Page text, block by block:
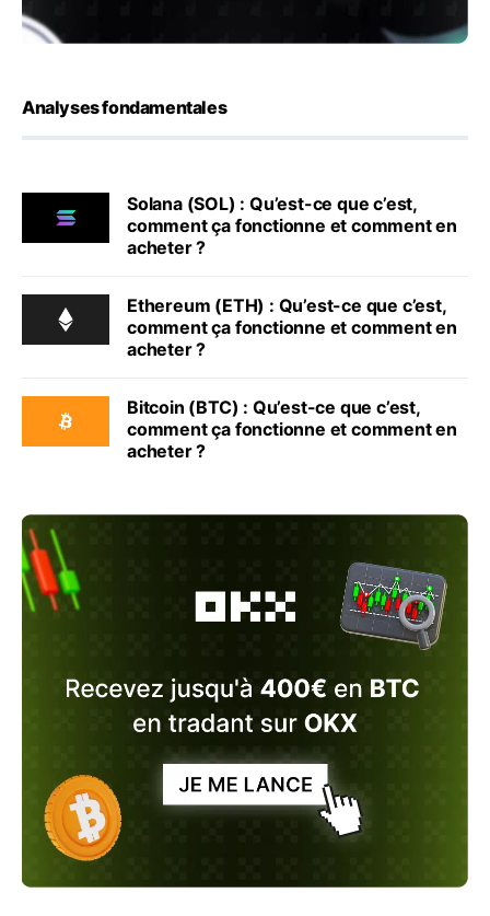
Analyses fondamentales
Solana (SOL) : Qu’est-ce que c’est,
comment ça fonctionne et comment en
acheter ?
Ethereum (ETH) : Qu’est-ce que c’est,
comment ça fonctionne et comment en
acheter ?
Bitcoin (BTC) : Qu’est-ce que c’est,
comment ça fonctionne et comment en
acheter ?